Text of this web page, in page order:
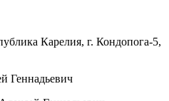
Карелия, г. Кондопога-5,
Геннадьевич